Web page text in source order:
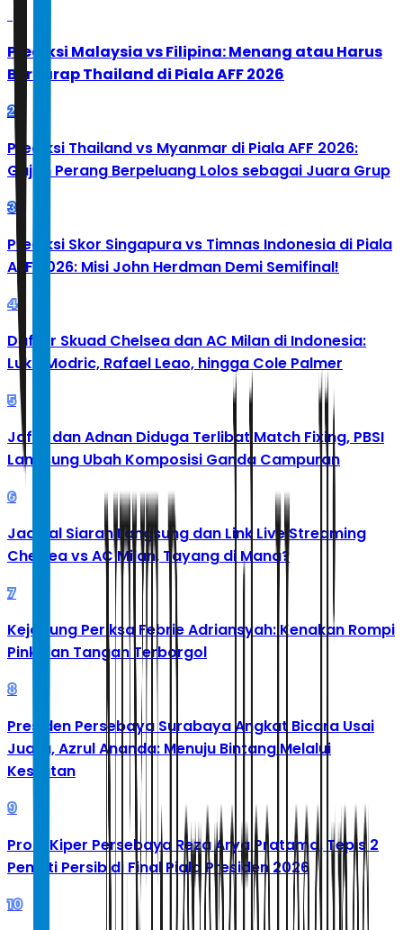
Prediksi Malaysia vs Filipina: Menang atau Harus
Berharap Thailand di Piala AFF 2026
2
Prediksi Thailand vs Myanmar di Piala AFF 2026:
Gajah Perang Berpeluang Lolos sebagai Juara Grup
3
Prediksi Skor Singapura vs Timnas Indonesia di Piala
AFF 2026: Misi John Herdman Demi Semifinal!
4
Daftar Skuad Chelsea dan AC Milan di Indonesia:
Luka Modric, Rafael Leao, hingga Cole Palmer
5
Jafar dan Adnan Diduga Terlibat Match Fixing, PBSI
Langsung Ubah Komposisi Ganda Campuran
6
Jadwal Siaran Langsung dan Link Live Streaming
Chelsea vs AC Milan, Tayang di Mana?
7
Kejagung Periksa Febrie Adriansyah: Kenakan Rompi
Pink dan Tangan Terborgol
8
Presiden Persebaya Surabaya Angkat Bicara Usai
Juara, Azrul Ananda: Menuju Bintang Melalui
Kesulitan
9
Profil Kiper Persebaya Reza Arya Pratama, Tepis 2
Penalti Persib di Final Piala Presiden 2026
10